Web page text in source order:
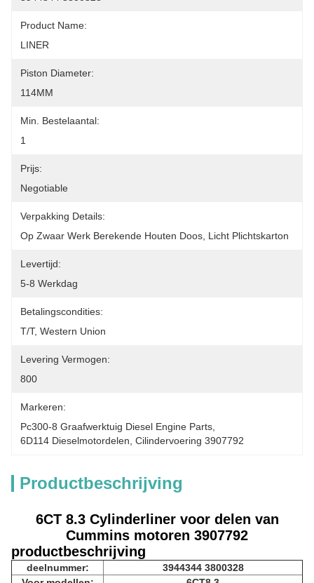
Product Name:
LINER
Piston Diameter:
114MM
Min. Bestelaantal:
1
Prijs:
Negotiable
Verpakking Details:
Op Zwaar Werk Berekende Houten Doos, Licht Plichtskarton
Levertijd:
5-8 Werkdag
Betalingscondities:
T/T, Western Union
Levering Vermogen:
800
Markeren:
Pc300-8 Graafwerktuig Diesel Engine Parts
6D114 Dieselmotordelen Cilindervoering 3907792
Productbeschrijving
6CT 8.3 Cylinderliner voor delen van
Cummins motoren 3907792
productbeschrijving
deelnummer:
3944344 3800328